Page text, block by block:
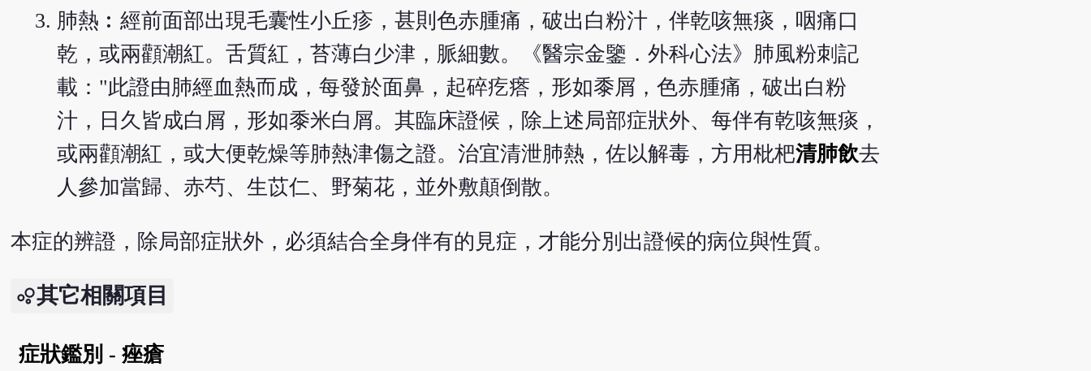
肺熱︰經前面部出現毛囊性小丘疹，甚則色赤腫痛，破出白粉汁，伴乾咳無痰，咽痛口
乾，或兩顴潮紅。舌質紅，苔薄白少津，脈細數。《醫宗金鑒．外科心法》肺風粉刺記
載："此證由肺經血熱而成，每發於面鼻，起碎疙瘩，形如黍屑，色赤腫痛，破出白粉
汁，日久皆成白屑，形如黍米白屑。其臨床證候，除上述局部症狀外、每伴有乾咳無痰，
或兩顴潮紅，或大便乾燥等肺熱津傷之證。治宜清泄肺熱，佐以解毒，方用枇杷清肺飲去
人參加當歸、赤芍、生苡仁、野菊花，並外敷顛倒散。
本症的辨證，除局部症狀外，必須結合全身伴有的見症，才能分別出證候的病位與性質。
其它相關項目
症狀鑑別 - 痤瘡